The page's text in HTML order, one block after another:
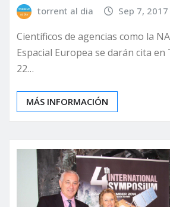
torrent al dia Sep 7, 2017
Científicos de agencias como la
Espacial Europea se darán cita
22…
MÁS INFORMACIÓN